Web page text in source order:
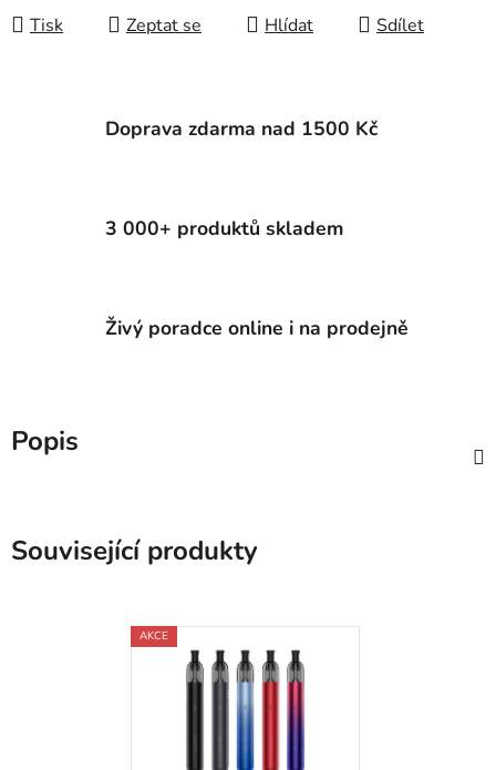
Tisk Zeptat se Hlídat Sdílet
Doprava zdarma nad 1500 Kč
3 000+ produktů skladem
Živý poradce online i na prodejně
Popis
Související produkty
AKCE